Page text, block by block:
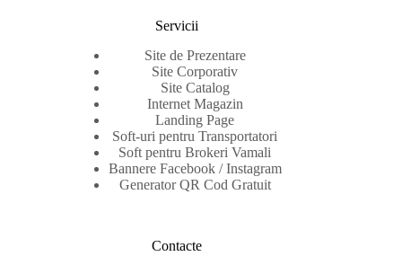
Servicii
Site de Prezentare
Site Corporativ
Site Catalog
Internet Magazin
Landing Page
Soft-uri pentru Transportatori
Soft pentru Brokeri Vamali
Bannere Facebook / Instagram
Generator QR Cod Gratuit
Contacte